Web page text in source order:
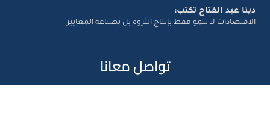
دينا عبد الفتاح تكتب:
الاقتصادات لا تنمو فقط بإنتاج الثروة بل بصناعة المعايير
تواصل معانا